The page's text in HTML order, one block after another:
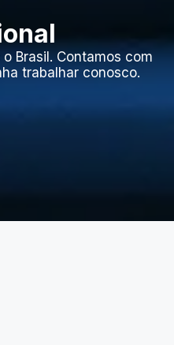
Brasil. Contamos com
trabalhar conosco.